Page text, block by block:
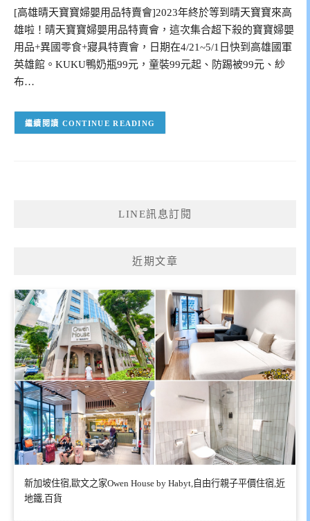
[高雄晴天寶寶婦嬰用品特賣會]2023年終於等到晴天寶寶來高
雄啦！晴天寶寶婦嬰用品特賣會，這次集合超下殺的寶寶婦嬰
用品+異國零食+寢具特賣會，日期在4/21~5/1日快到高雄國軍
英雄館。KUKU鴨奶瓶99元，童裝99元起、防踢被99元、紗
布…
CONTINUE READING
LINE訊息訂閱
近期文章
新加坡住宿,歐文之家Owen House by Habyt,自由行親子平價住宿,近
地鐵,百貨